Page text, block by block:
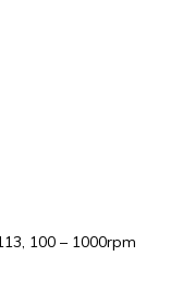
100 – 1000rpm